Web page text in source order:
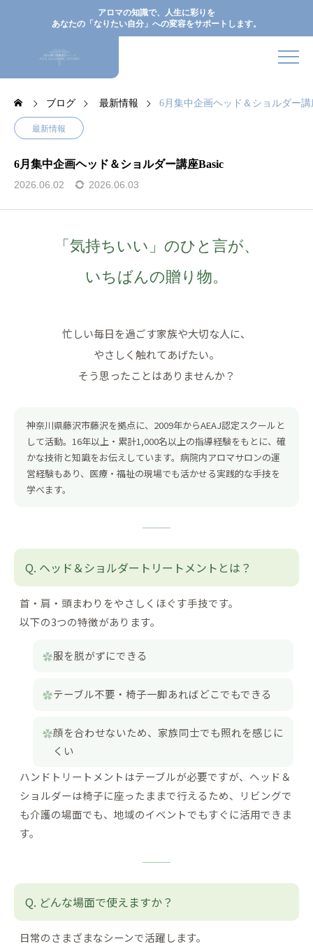
アロマの知識で、人生に彩りを
あなたの「なりたい自分」への変容をサポートします。
ブログ 最新情報 6月集中企画ヘッド＆ショルダー講
最新情報
6月集中企画ヘッド＆ショルダー講座Basic
2026.06.02 2026.06.03
「気持ちいい」のひと言が、
いちばんの贈り物。
忙しい毎日を過ごす家族や大切な人に、
やさしく触れてあげたい。
そう思ったことはありませんか？
神奈川県藤沢市藤沢を拠点に、2009年からAEAJ認定スクールと
して活動。16年以上・累計1,000名以上の指導経験をもとに、確
かな技術と知識をお伝えしています。病院内アロマサロンの運
営経験もあり、医療・福祉の現場でも活かせる実践的な手技を
学べます。
ヘッド＆ショルダートリートメントとは？
首・肩・頭まわりをやさしくほぐす手技です。
以下の3つの特徴があります。
服を脱がずにできる
テーブル不要・椅子一脚あればどこでもできる
顔を合わせないため、家族同士でも照れを感じに
くい
ハンドトリートメントはテーブルが必要ですが、ヘッド＆
ショルダーは椅子に座ったままで行えるため、リビングで
も介護の場面でも、地域のイベントでもすぐに活用できま
す。
どんな場面で使えますか？
日常のさまざまなシーンで活躍します。